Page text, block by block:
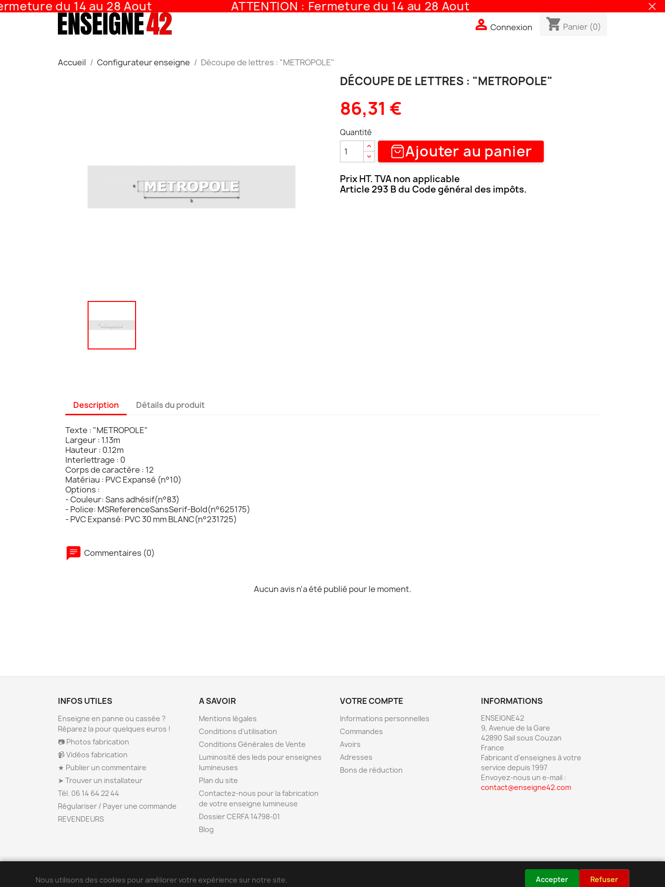
du 14 au 28 Aout ATTENTION : Fermeture du 14 au 28 Aout
 Connexion shopping_cart Panier (0)
Accueil Configurateur enseigne Découpe de lettres : "METROPOLE"
DÉCOUPE DE LETTRES : "METROPOLE"
86,31 €
Quantité
Ajouter au panier
Prix HT. TVA non applicable
Article 293 B du Code général des impôts.
Description Détails du produit
Texte : "METROPOLE"
Largeur : 1.13m
Hauteur : 0.12m
Interlettrage : 0
Corps de caractère : 12
Matériau : PVC Expansé (n°10)
Options :
- Couleur: Sans adhésif(n°83)
- Police: MSReferenceSansSerif-Bold(n°625175)
- PVC Expansé: PVC 30 mm BLANC(n°231725)
Commentaires (0)
Aucun avis n'a été publié pour le moment.
INFOS UTILES
Enseigne en panne ou cassée ?
Réparez la pour quelques euros !
📷 Photos fabrication
📹 Vidéos fabrication
★ Publier un commentaire
➤ Trouver un installateur
Tél. 06 14 64 22 44
Régulariser / Payer une commande
REVENDEURS
A SAVOIR
Mentions légales
Conditions d'utilisation
Conditions Générales de Vente
Luminosité des leds pour enseignes
lumineuses
Plan du site
Contactez-nous pour la fabrication
de votre enseigne lumineuse
Dossier CERFA 14798-01
Blog
VOTRE COMPTE
Informations personnelles
Commandes
Avoirs
Adresses
Bons de réduction
INFORMATIONS
ENSEIGNE42
9, Avenue de la Gare
42890 Sail sous Couzan
France
Fabricant d'enseignes à votre
service depuis 1997
Envoyez-nous un e-mail :
contact@enseigne42.com
Nous utilisons des cookies pour améliorer votre expérience sur notre site. Accepter Refuser